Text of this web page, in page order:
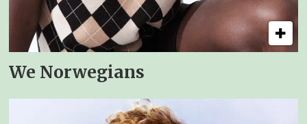
We Norwegians